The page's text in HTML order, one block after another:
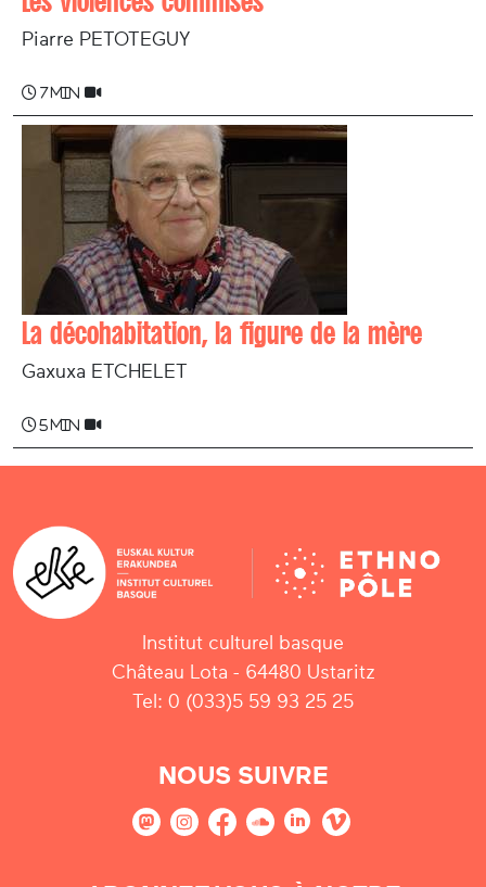
Piarre PETOTEGUY
7 min
La décohabitation, la figure de la mère
Gaxuxa ETCHELET
5 min
Institut culturel basque
Château Lota - 64480 Ustaritz
Tel: 0 (033)5 59 93 25 25
NOUS SUIVRE